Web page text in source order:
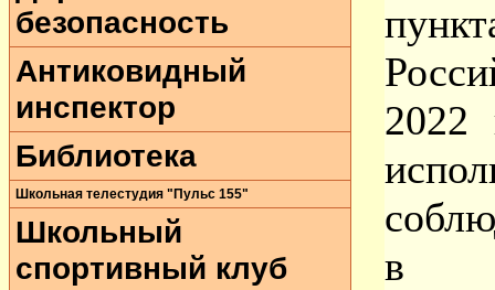
безопасность
Антиковидный
инспектор
Библиотека
Школьная телестудия "Пульс 155"
Школьный
спортивный клуб
2022
в